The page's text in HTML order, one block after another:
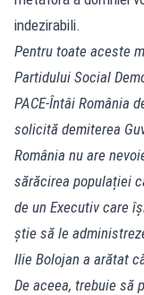
indezirabili.
Pentru toate aceste
Partidului Social
PACE-Întâi România
solicită demiterea
România nu are
sărăcirea populației
de un Executiv care
știe să le
Ilie Bolojan a arătat
De aceea, trebuie să